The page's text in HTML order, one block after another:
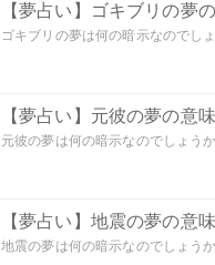
【夢占い】ゴキブリの夢
ゴキブリの夢は何の暗示なのでし
【夢占い】元彼の夢の意
元彼の夢は何の暗示なのでしょう
【夢占い】地震の夢の意
地震の夢は何の暗示なのでしょう